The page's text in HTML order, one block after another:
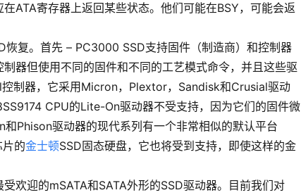
ATA寄存器上返回某些状态。他们可能在BSY，可能会返
恢复。首先 – PC3000 SSD支持固件（制造商）和控制器
器但使用不同的固件和不同的工艺模式命令，并且这些驱
制器，它采用Micron，Plextor，Sandisk和Crusial驱动
CPU的Lite-On驱动器不受支持，因为它们的固件微
Phison驱动器的现代系列有一个非常相似的默认平台
片的金士顿SSD固态硬盘，它也将受到支持，即使这样的金
欢迎的mSATA和SATA外形的SSD驱动器。目前我们对